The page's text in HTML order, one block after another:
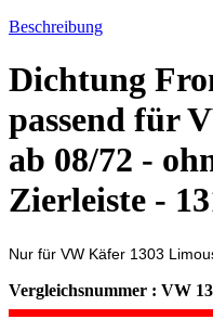
Beschreibung
Dichtung
passend für
ab 08/72 -
Zierleiste -
Nur für VW Käfer 1303
Vergleichsnummer : VW